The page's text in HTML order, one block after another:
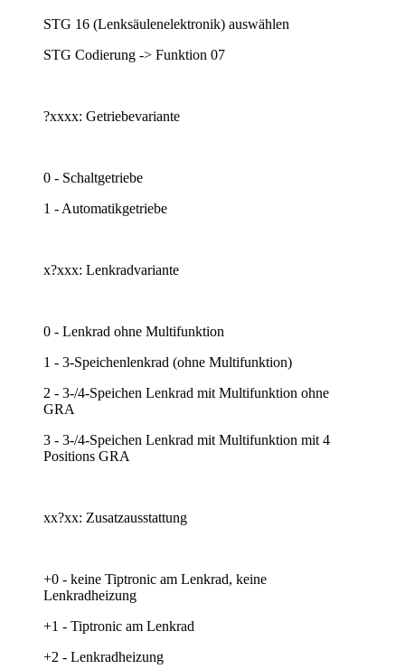
STG 16 (Lenksäulenelektronik) auswählen
STG Codierung -> Funktion 07
?xxxx: Getriebevariante
0 - Schaltgetriebe
1 - Automatikgetriebe
x?xxx: Lenkradvariante
0 - Lenkrad ohne Multifunktion
1 - 3-Speichenlenkrad (ohne Multifunktion)
2 - 3-/4-Speichen Lenkrad mit Multifunktion ohne
GRA
3 - 3-/4-Speichen Lenkrad mit Multifunktion mit 4
Positions GRA
xx?xx: Zusatzausstattung
+0 - keine Tiptronic am Lenkrad, keine
Lenkradheizung
+1 - Tiptronic am Lenkrad
+2 - Lenkradheizung